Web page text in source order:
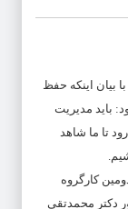
بیان اینکه حفظ
باید مدیریت
تا ما شاهد
کارگروه
دکتر محمدتقی